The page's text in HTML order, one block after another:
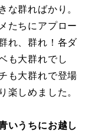
な群ればかり。
たちにアプロー
れ、群れ！各ダ
も大群れでし
も大群れで登場
楽しめました。
いうちにお越し